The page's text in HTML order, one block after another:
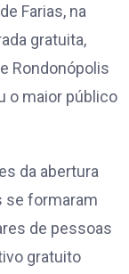
Farias, na
gratuita,
Rondonópolis
o maior público
da abertura
se formaram
de pessoas
gratuito